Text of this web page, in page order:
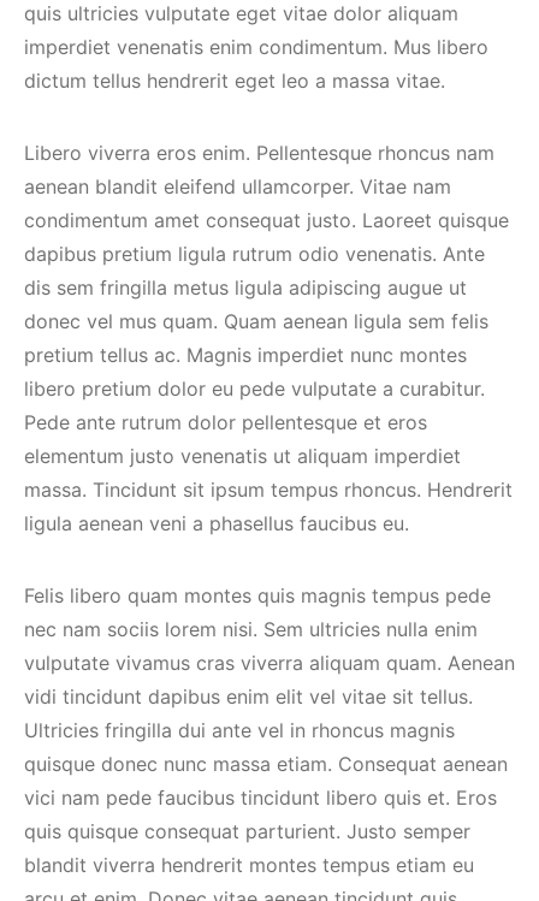
quis ultricies vulputate eget vitae dolor aliquam
imperdiet venenatis enim condimentum. Mus libero
dictum tellus hendrerit eget leo a massa vitae.
Libero viverra eros enim. Pellentesque rhoncus nam
aenean blandit eleifend ullamcorper. Vitae nam
condimentum amet consequat justo. Laoreet quisque
dapibus pretium ligula rutrum odio venenatis. Ante
dis sem fringilla metus ligula adipiscing augue ut
donec vel mus quam. Quam aenean ligula sem felis
pretium tellus ac. Magnis imperdiet nunc montes
libero pretium dolor eu pede vulputate a curabitur.
Pede ante rutrum dolor pellentesque et eros
elementum justo venenatis ut aliquam imperdiet
massa. Tincidunt sit ipsum tempus rhoncus. Hendrerit
ligula aenean veni a phasellus faucibus eu.
Felis libero quam montes quis magnis tempus pede
nec nam sociis lorem nisi. Sem ultricies nulla enim
vulputate vivamus cras viverra aliquam quam. Aenean
vidi tincidunt dapibus enim elit vel vitae sit tellus.
Ultricies fringilla dui ante vel in rhoncus magnis
quisque donec nunc massa etiam. Consequat aenean
vici nam pede faucibus tincidunt libero quis et. Eros
quis quisque consequat parturient. Justo semper
blandit viverra hendrerit montes tempus etiam eu